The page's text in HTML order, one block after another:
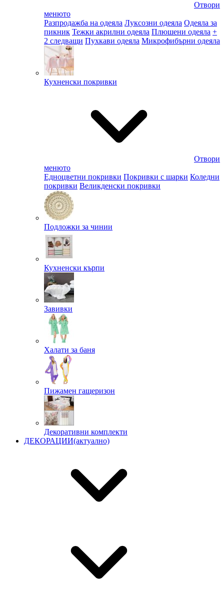
Отвори
менюто
Разпродажба на одеяла Луксозни одеяла Одеяла за
пикник Тежки акрилни одеяла Плюшени одеяла +
2 следващи Пухкави одеяла Микрофибърни одеяла
Кухненски покривки
Отвори
менюто
Едноцветни покривки Покривки с шарки Коледни
покривки Великденски покривки
Подложки за чинии
Кухненски кърпи
Завивки
Халати за баня
Пижамен гащеризон
Декоративни комплекти
ДЕКОРАЦИИ(актуално)